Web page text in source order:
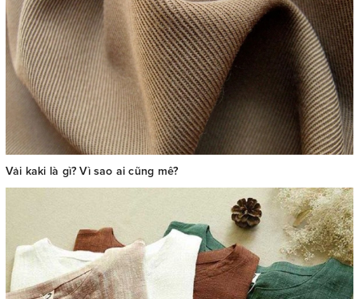
Vải kaki là gì? Vì sao ai cũng mê?